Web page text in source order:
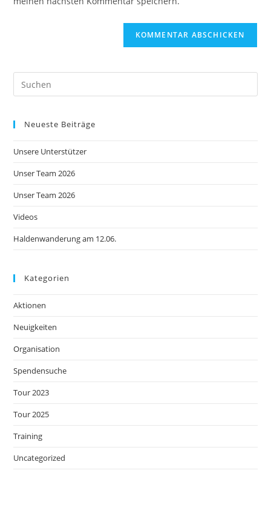
ein
Neueste Beiträge
Unsere Unterstützer
Unser Team 2026
Unser Team 2026
Videos
Haldenwanderung am 12.06.
Kategorien
Aktionen
Neuigkeiten
Organisation
Spendensuche
Tour 2023
Tour 2025
Training
Uncategorized